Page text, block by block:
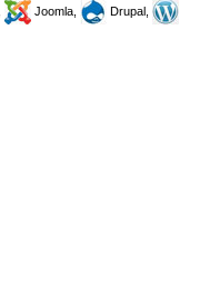
Joomla,
Drupal,